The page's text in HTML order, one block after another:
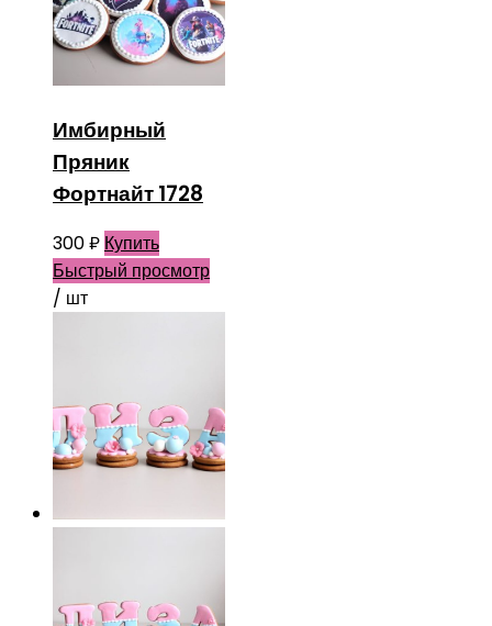
Имбирный
Пряник
Фортнайт 1728
300₽ Купить
Быстрый просмотр
/ шт